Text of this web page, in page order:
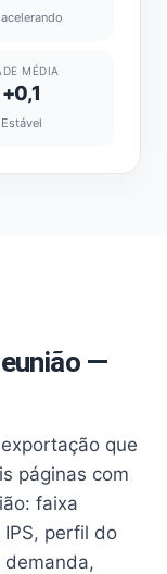
MÉDIA
+0,1
Estável
—
que
páginas com
faixa
perfil do
demanda,